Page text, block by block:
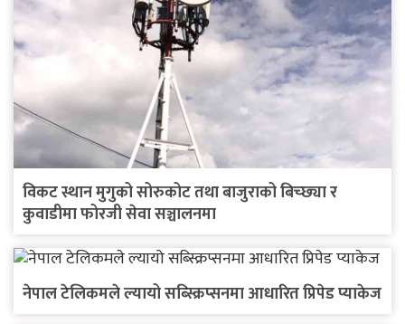
विकट स्थान मुगुको सोरुकोट तथा बाजुराको बिच्छ्या र
कुवाडीमा फोरजी सेवा सञ्चालनमा
नेपाल टेलिकमले ल्यायो सब्स्क्रिप्सनमा आधारित प्रिपेड प्याकेज